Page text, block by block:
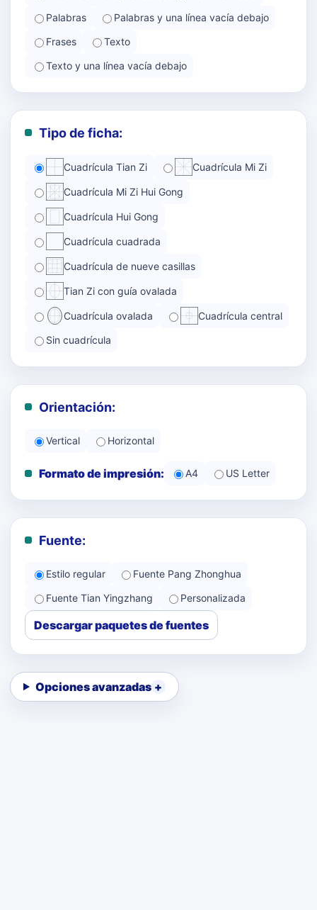
Palabras
Palabras y una línea vacía debajo
Frases
Texto
Texto y una línea vacía debajo
Tipo de ficha:
Cuadrícula Tian Zi Cuadrícula Mi Zi
Cuadrícula Mi Zi Hui Gong
Cuadrícula Hui Gong
Cuadrícula cuadrada
Cuadrícula de nueve casillas
Tian Zi con guía ovalada
Cuadrícula ovalada Cuadrícula central
Sin cuadrícula
Orientación:
Vertical Horizontal
Formato de impresión: A4 US Letter
Fuente:
Estilo regular
Fuente Pang Zhonghua
Fuente Tian Yingzhang
Personalizada
Descargar paquetes de fuentes
Opciones avanzadas